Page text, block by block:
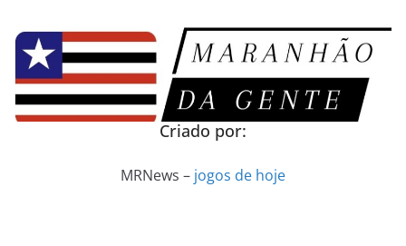
para
conteúdo
Criado por:
MRNews – jogos de hoje